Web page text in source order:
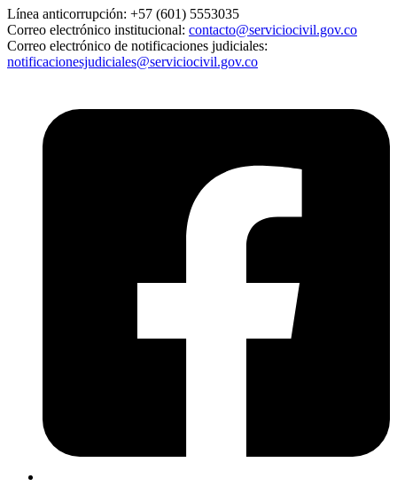
Línea anticorrupción: +57 (601) 5553035
Correo electrónico institucional: contacto@serviciocivil.gov.co
Correo electrónico de notificaciones judiciales:
notificacionesjudiciales@serviciocivil.gov.co